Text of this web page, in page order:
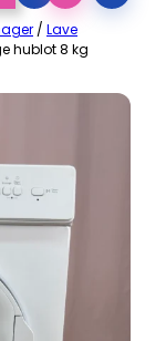
/ Lave
hublot 8 kg